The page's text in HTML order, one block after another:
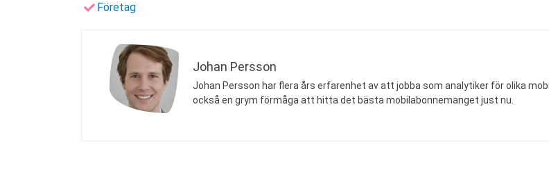
Företag
Johan Persson
Johan Persson har flera års erfarenhet av att jobba som analytiker för olika
också en grym förmåga att hitta det bästa mobilabonnemanget just nu.